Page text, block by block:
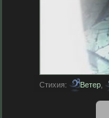
Стихия: Ветер